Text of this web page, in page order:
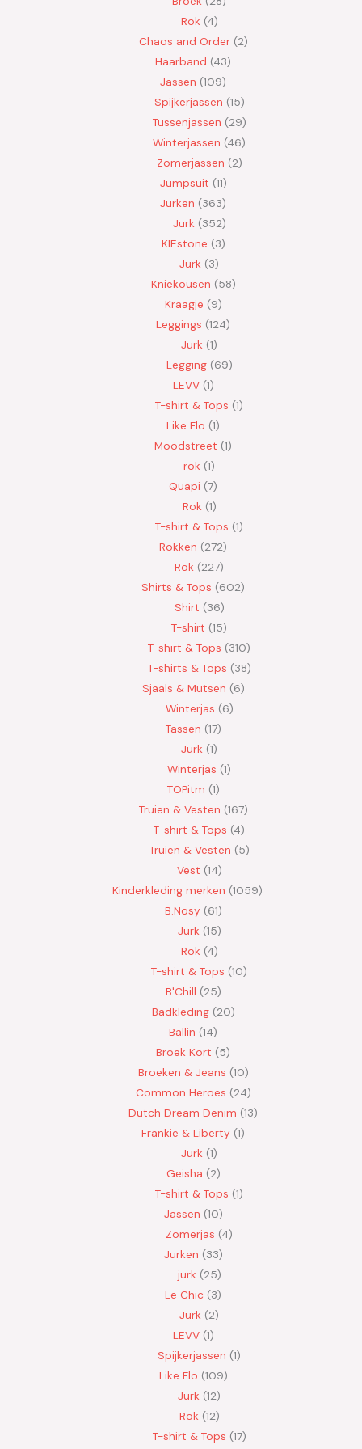
Rok 4
Chaos and Order 2
Haarband 43
Jassen 109
Spijkerjassen 15
Tussenjassen 29
Winterjassen 46
Zomerjassen 2
Jumpsuit 11
Jurken 363
Jurk 352
KIEstone 3
Jurk 3
Kniekousen 58
Kraagje 9
Leggings 124
Jurk 1
Legging 69
LEVV 1
T-shirt & Tops 1
Like Flo 1
Moodstreet 1
rok 1
Quapi 7
Rok 1
T-shirt & Tops 1
Rokken 272
Rok 227
Shirts & Tops 602
Shirt 36
T-shirt 15
T-shirt & Tops 310
T-shirts & Tops 38
Sjaals & Mutsen 6
Winterjas 6
Tassen 17
Jurk 1
Winterjas 1
TOPitm 1
Truien & Vesten 167
T-shirt & Tops 4
Truien & Vesten 5
Vest 14
Kinderkleding merken 1059
B.Nosy 61
Jurk 15
Rok 4
T-shirt & Tops 10
B'Chill 25
Badkleding 20
Ballin 14
Broek Kort 5
Broeken & Jeans 10
Common Heroes 24
Dutch Dream Denim 13
Frankie & Liberty 1
Jurk 1
Geisha 2
T-shirt & Tops 1
Jassen 10
Zomerjas 4
Jurken 33
jurk 25
Le Chic 3
Jurk 2
LEVV 1
Spijkerjassen 1
Like Flo 109
Jurk 12
Rok 12
T-shirt & Tops 17